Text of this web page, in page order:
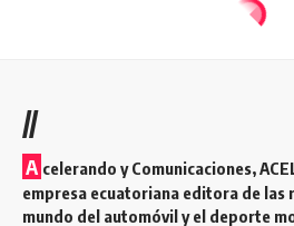
//
A celerando y Comunicaciones,
empresa ecuatoriana editora de las
mundo del automóvil y el deporte